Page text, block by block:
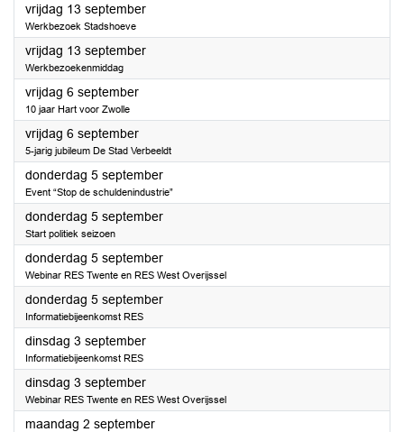
vrijdag 13 september2024
Werkbezoek Stadshoeve
vrijdag 13 september2024
Werkbezoekenmiddag
vrijdag 6 september2024
10 jaar Hart voor Zwolle
vrijdag 6 september2024
5-jarig jubileum De Stad Verbeeldt
donderdag 5 september2024
Event “Stop de schuldenindustrie”
donderdag 5 september2024
Start politiek seizoen
donderdag 5 september2024
Webinar RES Twente en RES West Overijssel
donderdag 5 september2024
Informatiebijeenkomst RES
dinsdag 3 september2024
Informatiebijeenkomst RES
dinsdag 3 september2024
Webinar RES Twente en RES West Overijssel
maandag 2 september2024